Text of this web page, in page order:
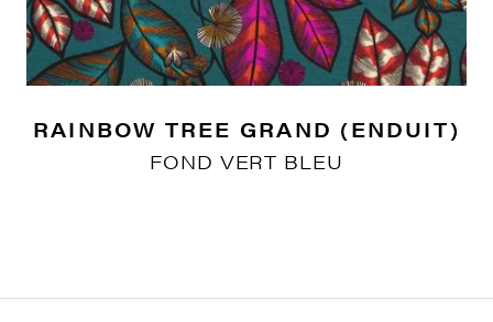
RAINBOW TREE GRAND (ENDUIT)
FOND VERT BLEU